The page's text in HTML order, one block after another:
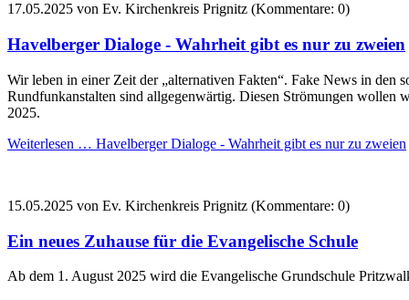
17.05.2025 von Ev. Kirchenkreis Prignitz (Kommentare: 0)
Havelberger Dialoge - Wahrheit gibt es nur zu zweien
Wir leben in einer Zeit der „alternativen Fakten“. Fake News in den
Rundfunkanstalten sind allgegenwärtig. Diesen Strömungen wollen
2025.
Weiterlesen … Havelberger Dialoge - Wahrheit gibt es nur zu zweien
15.05.2025 von Ev. Kirchenkreis Prignitz (Kommentare: 0)
Ein neues Zuhause für die Evangelische Schule
Ab dem 1. August 2025 wird die Evangelische Grundschule